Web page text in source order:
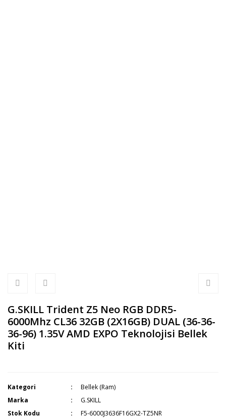
G.SKILL Trident Z5 Neo RGB DDR5-
6000Mhz CL36 32GB (2X16GB) DUAL (36-36-
36-96) 1.35V AMD EXPO Teknolojisi Bellek
Kiti
Kategori
Bellek (Ram)
Marka
G.SKILL
Stok Kodu
F5-6000J3636F16GX2-TZ5NR